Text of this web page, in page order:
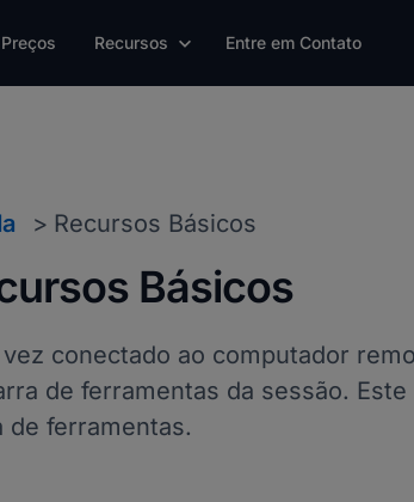
Preços Recursos Entre em Contato
Recursos Básicos
Básicos
vez conectado ao computador
de ferramentas da sessão.
de ferramentas.